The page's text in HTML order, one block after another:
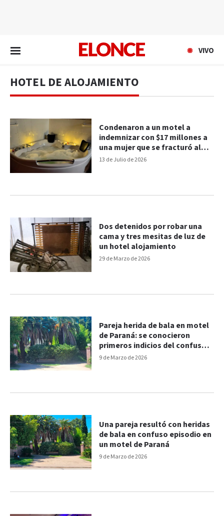
VIVO
HOTEL DE ALOJAMIENTO
13 de Julio de 2026
Condenaron a un motel a
indemnizar con $17 millones a
una mujer que se fracturó al
salir de un jacuzzi
29 de Marzo de 2026
Dos detenidos por robar una
cama y tres mesitas de luz de
un hotel alojamiento
9 de Marzo de 2026
Pareja herida de bala en motel
de Paraná: se conocieron
primeros indicios del confuso
episodio
9 de Marzo de 2026
Una pareja resultó con heridas
de bala en confuso episodio en
un motel de Paraná